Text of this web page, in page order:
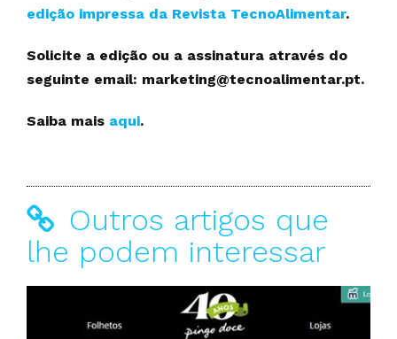
edição impressa da Revista TecnoAlimentar.
Solicite a edição ou a assinatura através do
seguinte email: marketing@tecnoalimentar.pt.
Saiba mais aqui.
Outros artigos que
lhe podem interessar